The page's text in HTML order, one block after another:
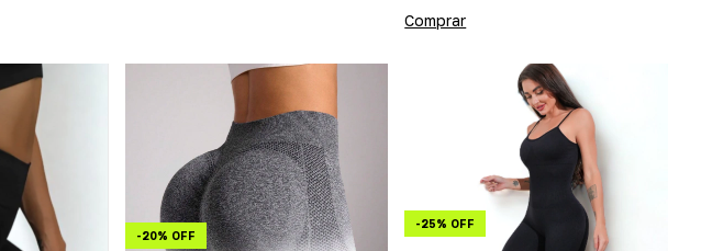
Comprar
-20% OFF
-25% OFF